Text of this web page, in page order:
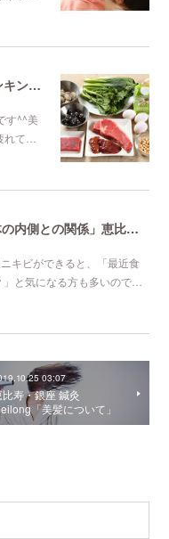
「40代女性が意識したい美容栄養ランキング 第3位」不妊鍼灸と妊活鍼灸が得意のmeilong
す^^美
て…
「ニキビができる場所でわかる？身体の内側との関係」恵比寿で口コミNo 1美容鍼灸ならmeilong
キビができると、「最近食
と気になる方も多いので…
03:07
比寿・銀座 鍼灸
「美髪について」